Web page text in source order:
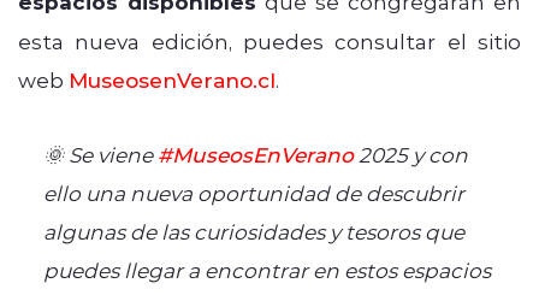
esta nueva edición, puedes consultar el sitio
web MuseosenVerano.cl.
🌞 Se viene#MuseosEnVerano2025 y con
ello una nueva oportunidad de descubrir
algunas de las curiosidades y tesoros que
puedes llegar a encontrar en estos espacios